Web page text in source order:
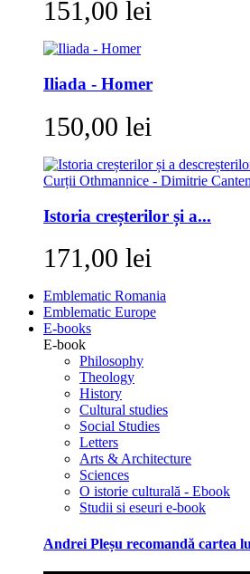
151,00 lei
Iliada - Homer
150,00 lei
Istoria creșterilor și a...
171,00 lei
Emblematic Romania
Emblematic Europe
E-books
E-book
Philosophy
Theology
History
Cultural studies
Social Studies
Letters
Arts & Architecture
Sciences
O istorie culturală - Ebook
Studii si eseuri e-book
Andrei Pleșu recomandă cartea